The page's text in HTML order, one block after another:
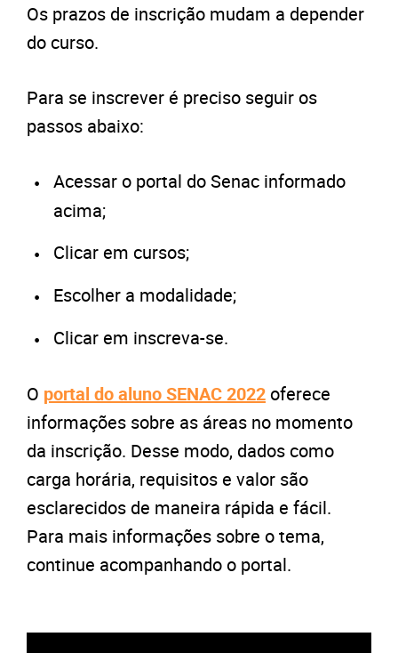
Os prazos de inscrição mudam a depender
do curso.
Para se inscrever é preciso seguir os
passos abaixo:
Acessar o portal do Senac informado
acima;
Clicar em cursos;
Escolher a modalidade;
Clicar em inscreva-se.
O portal do aluno SENAC 2022oferece
informações sobre as áreas no momento
da inscrição. Desse modo, dados como
carga horária, requisitos e valor são
esclarecidos de maneira rápida e fácil.
Para mais informações sobre o tema,
continue acompanhando o portal.